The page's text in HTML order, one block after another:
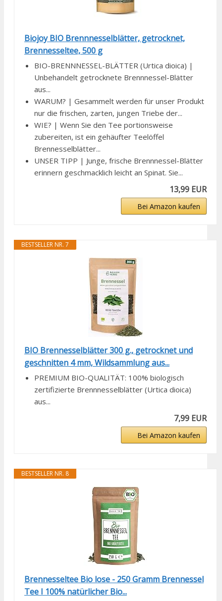
Biojoy BIO Brennnesselblätter, getrocknet,
Brennesseltee, 500 g
BIO-BRENNNESSEL-BLÄTTER (Urtica dioica) |
Unbehandelt getrocknete Brennnessel-Blätter
aus...
WARUM? | Gesammelt werden für unser Produkt
nur die frischen, zarten, jungen Triebe der...
WIE? | Wenn Sie den Tee portionsweise
zubereiten, ist ein gehäufter Teelöffel
Brennesselblätter...
UNSER TIPP | Junge, frische Brennnessel-Blätter
erinnern geschmacklich leicht an Spinat. Sie...
13,99 EUR
Bei Amazon kaufen
BESTSELLER NR. 7
BIO Brennesselblätter 300 g., getrocknet und
geschnitten 4 mm, Wildsammlung aus...
PREMIUM BIO-QUALITÄT: 100% biologisch
zertifizierte Brennnesselblätter (Urtica dioica)
aus...
7,99 EUR
Bei Amazon kaufen
BESTSELLER NR. 8
Brennesseltee Bio lose - 250 Gramm Brennessel
Tee I 100% natürlicher Bio...